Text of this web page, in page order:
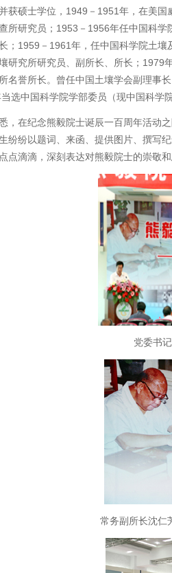
获硕士学位，1949－1951年，在美
所研究员；1953－1956年任中国科
；1959－1961年，任中国科学院土
研究所研究员、副所长、所长；1979
名誉所长。曾任中国土壤学会副理事
选中国科学院学部委员（现中国科学
，在纪念熊毅院士诞辰一百周年活动
纷纷以题词、来函、提供图片、撰写
点滴滴，深刻表达对熊毅院士的崇敬和
党委书
常务副所长沈仁